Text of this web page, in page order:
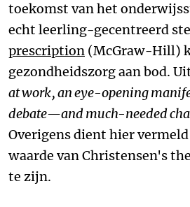
toekomst van het
echt leerling-gecentreerd
prescription (McGraw-Hill)
gezondheidszorg aan bod.
at work, an eye-opening
debate—and much-needed
Overigens dient hier
waarde van Christensen's
te zijn.